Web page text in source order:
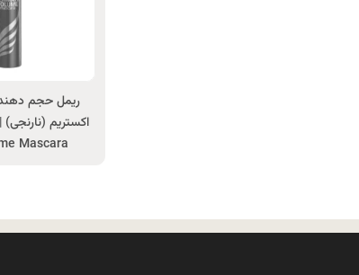
ریمل حجم
Mascara